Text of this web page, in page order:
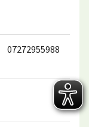
07272955988